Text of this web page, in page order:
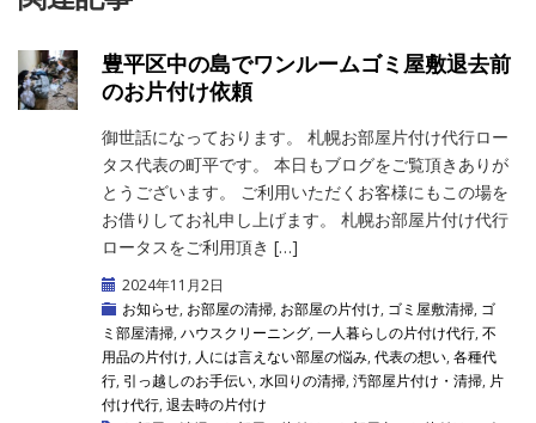
豊平区中の島でワンルームゴミ屋敷退去前
のお片付け依頼
御世話になっております。 札幌お部屋片付け代行ロー
タス代表の町平です。 本日もブログをご覧頂きありが
とうございます。 ご利用いただくお客様にもこの場を
お借りしてお礼申し上げます。 札幌お部屋片付け代行
ロータスをご利用頂き […]
2024年11月2日
お知らせ, お部屋の清掃, お部屋の片付け, ゴミ屋敷清掃, ゴ
ミ部屋清掃, ハウスクリーニング, 一人暮らしの片付け代行, 不
用品の片付け, 人には言えない部屋の悩み, 代表の想い, 各種代
行, 引っ越しのお手伝い, 水回りの清掃, 汚部屋片付け・清掃, 片
付け代行, 退去時の片付け